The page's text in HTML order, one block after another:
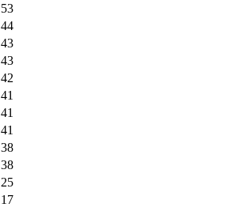
53
44
43
43
42
41
41
41
38
38
25
17